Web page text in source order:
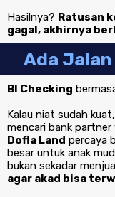
Hasilnya? Ratusan
gagal, akhirnya
Ada
BI Checking
Kalau niat sudah
mencari bank partner
Dofla Land percaya
besar untuk anak
bukan sekadar
agar akad bisa